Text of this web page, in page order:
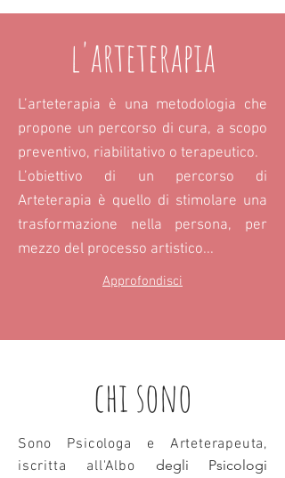
l'arteterapia
L’arteterapia è una metodologia che
propone un percorso di cura, a scopo
preventivo, riabilitativo o terapeutico.
L’obiettivo di un percorso di
Arteterapia è quello di stimolare una
trasformazione nella persona, per
mezzo del processo artistico...
Approfondisci
chi sono
Sono Psicologa e Arteterapeuta,
iscritta all'Albo degli Psicologi